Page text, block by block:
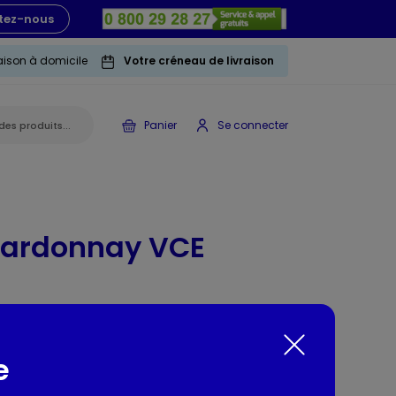
nous
à domicile Votre créneau de livraison
Panier Se connecter
VCE